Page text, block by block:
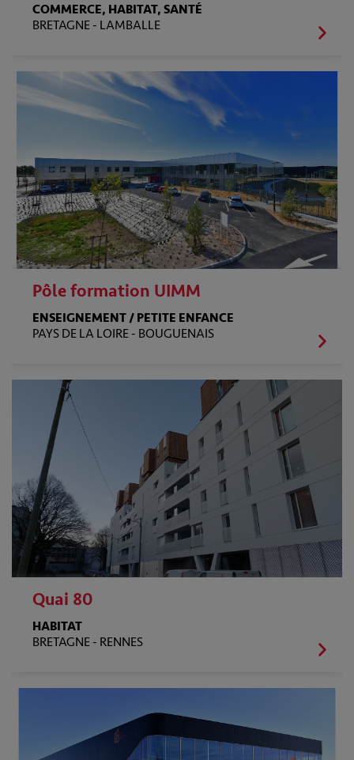
COMMERCE, HABITAT, SANTÉ
BRETAGNE - LAMBALLE
Pôle formation UIMM
ENSEIGNEMENT / PETITE ENFANCE
PAYS DE LA LOIRE - BOUGUENAIS
Quai 80
HABITAT
BRETAGNE - RENNES